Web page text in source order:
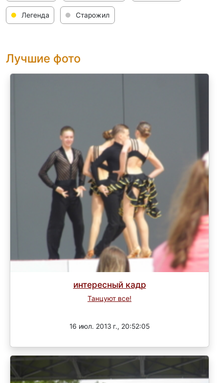
Легенда Старожил
Лучшие фото
интересный кадр
Танцуют все!
16 июл. 2013 г., 20:52:05